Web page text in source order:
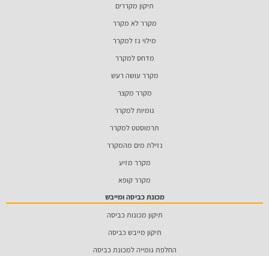
תיקון מקררים
מקרר לא מקרר
מילוי גז למקרר
מדחס למקרר
מקרר עושה רעש
מקרר מקצר
גומיות למקרר
תרמוסטט למקרר
נזילת מים מהמקרר
מקרר מזיע
מקרר קופא
מכונת כביסה ומייבש
תיקון מכונות כביסה
תיקון מייבש כביסה
החלפת גומייה למכונת כביסה